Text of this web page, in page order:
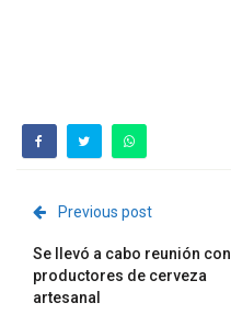
Previous post
Se llevó a cabo reunión con
productores de cerveza
artesanal